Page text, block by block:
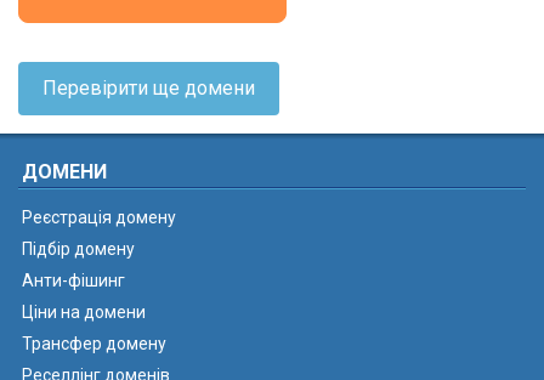
Перевірити ще домени
ДОМЕНИ
Реєстрація домену
Підбір домену
Анти-фішинг
Ціни на домени
Трансфер домену
Реселлінг доменів